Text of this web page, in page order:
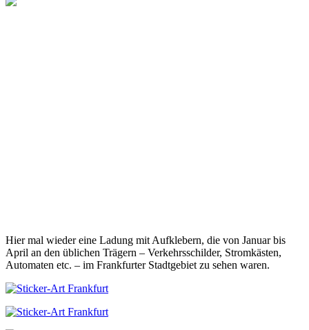
Hier mal wieder eine Ladung mit Aufklebern, die von Januar bis
April an den üblichen Trägern – Verkehrsschilder, Stromkästen,
Automaten etc. – im Frankfurter Stadtgebiet zu sehen waren.